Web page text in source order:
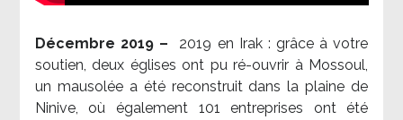
Décembre 2019 – 2019 en Irak : grâce à votre
soutien, deux églises ont pu ré-ouvrir à Mossoul,
un mausolée a été reconstruit dans la plaine de
Ninive, où également 101 entreprises ont été